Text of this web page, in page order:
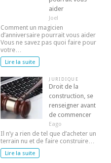
aider
Joel
Comment un magicien
d’anniversaire pourrait vous aider
Vous ne savez pas quoi faire pour
votre…
Lire la suite
JURIDIQUE
Droit de la
construction, se
renseigner avant
de commencer
Eago
Il n’y a rien de tel que d’acheter un
terrain nu et de faire construire…
Lire la suite